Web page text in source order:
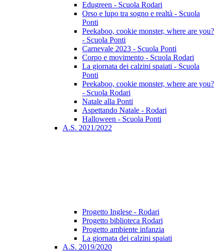
Edugreen - Scuola Rodari
Orso e lupo tra sogno e realtà - Scuola
Ponti
Peekaboo, cookie monster, where are you?
- Scuola Ponti
Carnevale 2023 - Scuola Ponti
Corpo e movimento - Scuola Rodari
La giornata dei calzini spaiati - Scuola
Ponti
Peekaboo, cookie monster, where are you?
- Scuola Rodari
Natale alla Ponti
Aspettando Natale - Rodari
Halloween - Scuola Ponti
A.S. 2021/2022
Progetto Inglese - Rodari
Progetto biblioteca Rodari
Progetto ambiente infanzia
La giornata dei calzini spaiati
A.S. 2019/2020